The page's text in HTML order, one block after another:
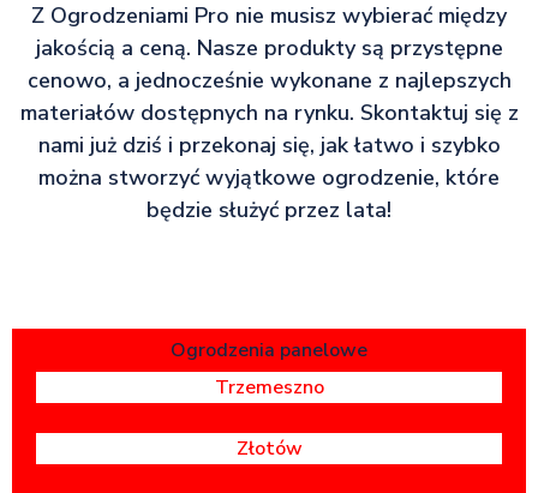
Z Ogrodzeniami Pro nie musisz wybierać między
jakością a ceną. Nasze produkty są przystępne
cenowo, a jednocześnie wykonane z najlepszych
materiałów dostępnych na rynku. Skontaktuj się z
nami już dziś i przekonaj się, jak łatwo i szybko
można stworzyć wyjątkowe ogrodzenie, które
będzie służyć przez lata!
Ogrodzenia panelowe
Trzemeszno
Złotów